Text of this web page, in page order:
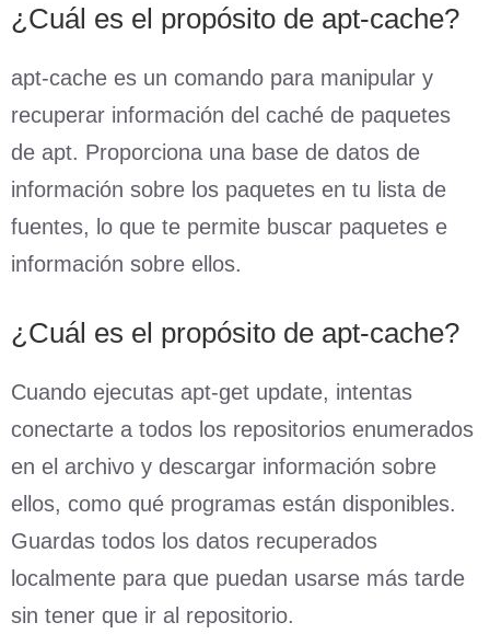
¿Cuál es el propósito de apt-cache?
apt-cache es un comando para manipular y
recuperar información del caché de paquetes
de apt. Proporciona una base de datos de
información sobre los paquetes en tu lista de
fuentes, lo que te permite buscar paquetes e
información sobre ellos.
¿Cuál es el propósito de apt-cache?
Cuando ejecutas apt-get update, intentas
conectarte a todos los repositorios enumerados
en el archivo y descargar información sobre
ellos, como qué programas están disponibles.
Guardas todos los datos recuperados
localmente para que puedan usarse más tarde
sin tener que ir al repositorio.